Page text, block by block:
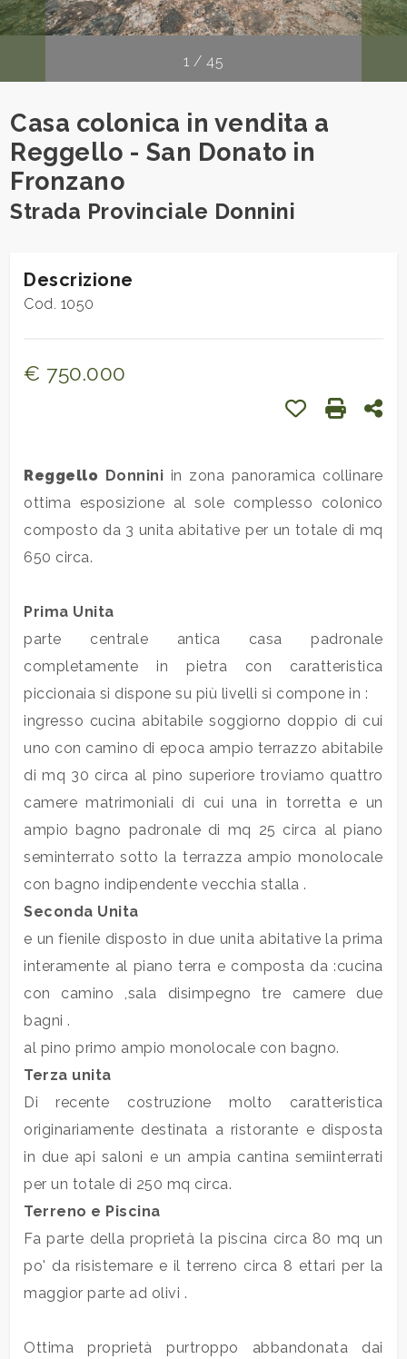
1 / 45
Casa colonica in vendita a
Reggello - San Donato in
Fronzano
Strada Provinciale Donnini
Descrizione
Cod. 1050
€ 750.000
Stampa:
Preferiti: Cod.
Reggello Donnini in zona panoramica collinare
ottima esposizione al sole complesso colonico
composto da 3 unita abitative per un totale di mq
650 circa.
Prima Unita
parte centrale antica casa padronale
completamente in pietra con caratteristica
piccionaia si dispone su più livelli si compone in :
ingresso cucina abitabile soggiorno doppio di cui
uno con camino di epoca ampio terrazzo abitabile
di mq 30 circa al pino superiore troviamo quattro
camere matrimoniali di cui una in torretta e un
ampio bagno padronale di mq 25 circa al piano
seminterrato sotto la terrazza ampio monolocale
con bagno indipendente vecchia stalla .
Seconda Unita
e un fienile disposto in due unita abitative la prima
interamente al piano terra e composta da :cucina
con camino ,sala disimpegno tre camere due
bagni .
al pino primo ampio monolocale con bagno.
Terza unita
Di recente costruzione molto caratteristica
originariamente destinata a ristorante e disposta
in due api saloni e un ampia cantina semiinterrati
per un totale di 250 mq circa.
Terreno e Piscina
Fa parte della proprietà la piscina circa 80 mq un
po' da risistemare e il terreno circa 8 ettari per la
maggior parte ad olivi .
Ottima proprietà purtroppo abbandonata dai
-
multiscelta
Industriali
Terreni
Prezzo
Totale
mq
Locali
minimi
Qualsiasi